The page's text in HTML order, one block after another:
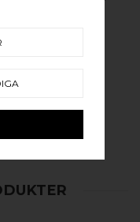
patina. För